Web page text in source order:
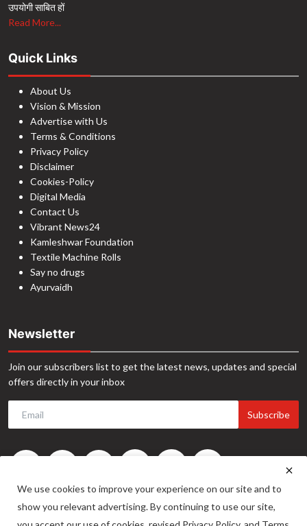
उपयोगी साबित हों
Read More...
Quick Links
About Us
Vision & Mission
Advertise with Us
Terms & Conditions
Privacy Policy
Disclaimer
Cookies-Policy
Digital Media
Contact Us
Vibrant News24
Kamleshwar Foundation
Textile Machine Rolls
Say no drugs
Ayurvaidh
Newsletter
Join our subscribers list to get the latest news, updates and special
offers directly in your inbox
Subscribe
We use cookies to improve your experience on our site and to
show you relevant advertising. By continuing to use our site,